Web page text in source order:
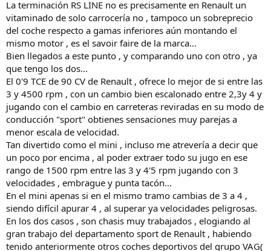
La terminación RS LINE no es precisamente en Renault un
vitaminado de solo carrocería no , tampoco un sobreprecio
del coche respecto a gamas inferiores aún montando el
mismo motor , es el savoir faire de la marca...
Bien llegados a este punto , y comparando uno con otro , ya
que tengo los dos...
El 0'9 TCE de 90 CV de Renault , ofrece lo mejor de si entre las
3 y 4500 rpm , con un cambio bien escalonado entre 2,3y 4 y
jugando con el cambio en carreteras reviradas en su modo de
conducción "sport" obtienes sensaciones muy parejas a
menor escala de velocidad.
Tan divertido como el mini , incluso me atrevería a decir que
un poco por encima , al poder extraer todo su jugo en ese
rango de 1500 rpm entre las 3 y 4'5 rpm jugando con 3
velocidades , embrague y punta tacón...
En el mini apenas si en el mismo tramo cambias de 3 a 4 ,
siendo difícil apurar 4 , al superar ya velocidades peligrosas.
En los dos casos , son chasis muy trabajados , elogiando al
gran trabajo del departamento sport de Renault , habiendo
tenido anteriormente otros coches deportivos del grupo VAG(